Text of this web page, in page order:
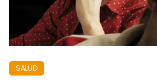
SALUD